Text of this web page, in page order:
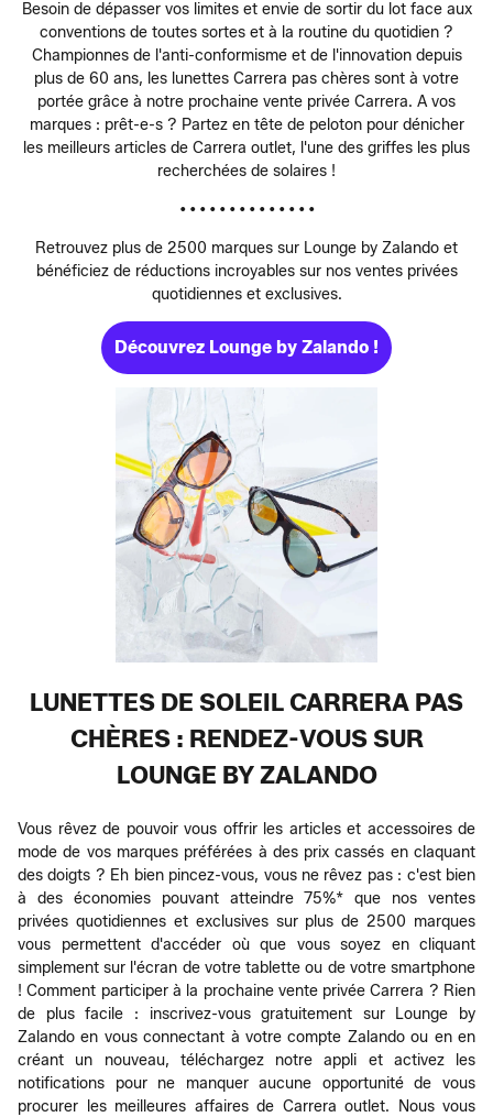
Besoin de dépasser vos limites et envie de sortir du lot face aux
conventions de toutes sortes et à la routine du quotidien ?
Championnes de l'anti-conformisme et de l'innovation depuis
plus de 60 ans, les lunettes Carrera pas chères sont à votre
portée grâce à notre prochaine vente privée Carrera. A vos
marques : prêt-e-s ? Partez en tête de peloton pour dénicher
les meilleurs articles de Carrera outlet, l'une des griffes les plus
recherchées de solaires !
• • • • • • • • • • • • • •
Retrouvez plus de 2500 marques sur Lounge by Zalando et
bénéficiez de réductions incroyables sur nos ventes privées
quotidiennes et exclusives.
Découvrez Lounge by Zalando !
LUNETTES DE SOLEIL CARRERA PAS
CHÈRES : RENDEZ-VOUS SUR
LOUNGE BY ZALANDO
Vous rêvez de pouvoir vous offrir les articles et accessoires de
mode de vos marques préférées à des prix cassés en claquant
des doigts ? Eh bien pincez-vous, vous ne rêvez pas : c'est bien
à des économies pouvant atteindre 75%* que nos ventes
privées quotidiennes et exclusives sur plus de 2500 marques
vous permettent d'accéder où que vous soyez en cliquant
simplement sur l'écran de votre tablette ou de votre smartphone
! Comment participer à la prochaine vente privée Carrera ? Rien
de plus facile : inscrivez-vous gratuitement sur Lounge by
Zalando en vous connectant à votre compte Zalando ou en en
créant un nouveau, téléchargez notre appli et activez les
notifications pour ne manquer aucune opportunité de vous
procurer les meilleures affaires de Carrera outlet. Nous vous